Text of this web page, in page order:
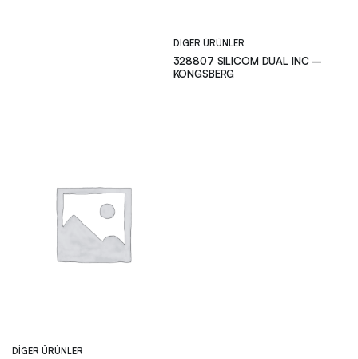
DIGER ÜRÜNLER
328807 SILICOM DUAL INC –
KONGSBERG
DIGER ÜRÜNLER